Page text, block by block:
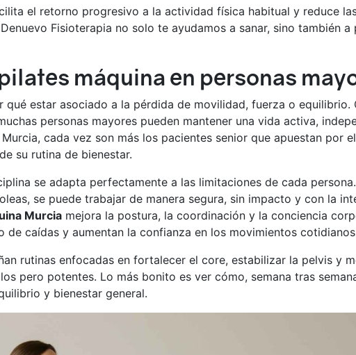
el retorno progresivo a la actividad física habitual y reduce
Fisioterapia no solo te ayudamos a sanar, sino también a
máquina en personas
qué estar asociado a la pérdida de movilidad, fuerza o equilibrio.
personas mayores pueden mantener una vida activa,
cada vez son más los pacientes senior que apuestan por el
su rutina de bienestar.
se adapta perfectamente a las limitaciones de cada
se puede trabajar de manera segura, sin impacto y con la
Murcia mejora la postura, la coordinación y la conciencia
de caídas y aumentan la confianza en los movimientos
rutinas enfocadas en fortalecer el core, estabilizar la pelvis y
pero potentes. Lo más bonito es ver cómo, semana tras
y bienestar general.